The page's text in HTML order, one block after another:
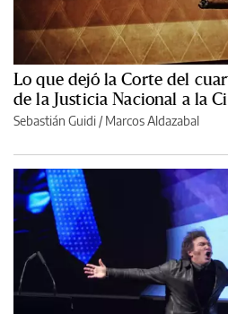
Lo que dejó la Corte del
de la Justicia Nacional a la
Sebastián Guidi /Marcos Aldazabal